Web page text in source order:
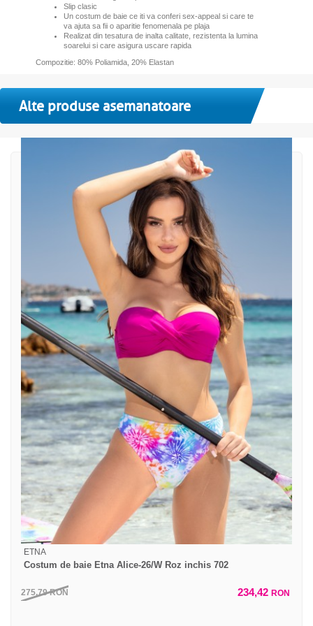
Slip clasic
Un costum de baie ce iti va conferi sex-appeal si care te
va ajuta sa fii o aparitie fenomenala pe plaja
Realizat din tesatura de inalta calitate, rezistenta la lumina
soarelui si care asigura uscare rapida
Compozitie: 80% Poliamida, 20% Elastan
Alte produse asemanatoare
ETNA
Costum de baie Etna Alice-26/W Roz inchis 702
275,79RON 234,42 RON